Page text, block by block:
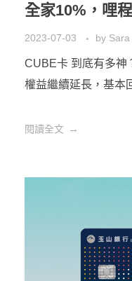
全家10%，哩
2023-07-03 by
CUBE卡 到底有多神
權益繼續延長，基本
閱讀全文